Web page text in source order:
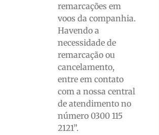
remarcações em
voos da companhia.
Havendo a
necessidade de
remarcação ou
cancelamento,
entre em contato
com a nossa central
de atendimento no
número 0300 115
2121”.